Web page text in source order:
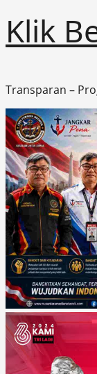
Klik
Transparan –